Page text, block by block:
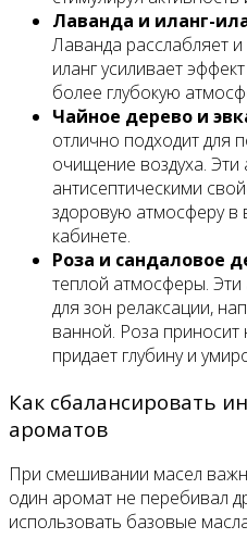
Лаванда и иланг-
Лаванда расслабляет и
иланг усиливает
более глубокую
Чайное дерево и
отлично подходит для
очищение воздуха.
антисептическими
здоровую атмосферу
кабинете.
Роза и сандаловое
теплой атмосферы.
для зон релаксации,
ванной. Роза приносит
придает глубину и
Как сбалансировать
ароматов
При смешивании масел
один аромат не перебивал
использовать базовые